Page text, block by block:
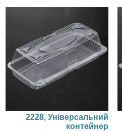
2228, Універсальний
контейнер